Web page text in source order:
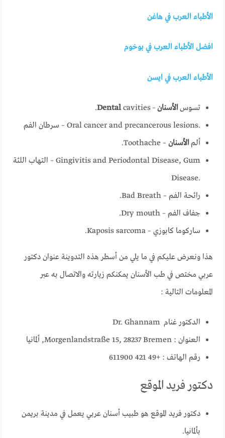
الأطباء العرب في هاغن
افضل الأطباء العرب في بوخوم
الأطباء العرب في ايسن
تسوسالأسنان –
Dentalcavities.
سرطان الفم – Oral cancer and precancerous lesions.
ألمالأسنان – Toothache.
التهاب اللثة – Gingivitis and Periodontal Disease, Gum
Disease.
رائحة الفم – Bad Breath.
جفاف الفم – Dry mouth.
ساركوما كابوزي – Kaposis sarcoma.
هذا ونعرض عليكم في ما يلي من أسطر هذه التدوينة عنوان دكتور
عربي مختص في طب الأسنان يمكنكم زيارته والاتصال به عبر
المعلومات التالية :
الدكتور غنام Dr. Ghannam
العنوان : Morgenlandstraße 15, 28237 Bremen, ألمانيا
رقم الهاتف : +49 421 611900
دكتور فريد الموقع
دكتور فريد الموقع هو طبيب أسنان عربي يعمل في مدينة بريمن
بألمانيا.